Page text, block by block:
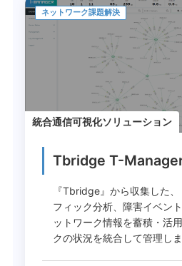
ネットワーク課題解決
統合通信可視化ソリューション
Tbridge T-
『Tbridge』から収集した
フィック分析、障害イベン
ットワーク情報を蓄積・活
クの状況を統合して管理しま